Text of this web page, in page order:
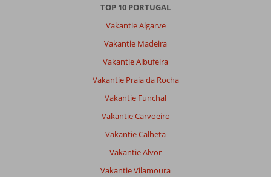
TOP 10 PORTUGAL
Vakantie Algarve
Vakantie Madeira
Vakantie Albufeira
Vakantie Praia da Rocha
Vakantie Funchal
Vakantie Carvoeiro
Vakantie Calheta
Vakantie Alvor
Vakantie Vilamoura